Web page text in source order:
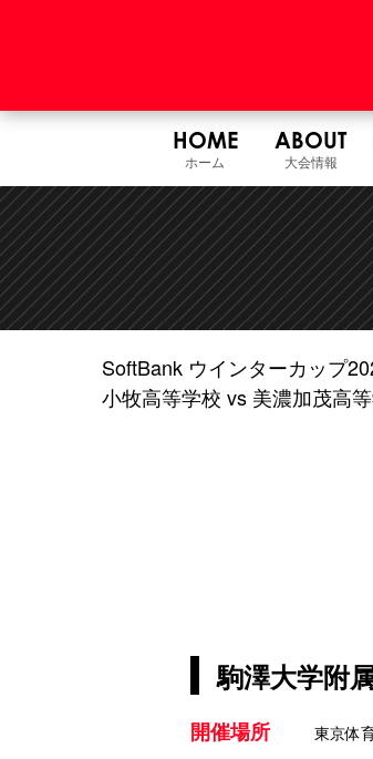
HOME
ホーム
ABOUT
大会情報
SoftBank ウインターカップ
小牧高等学校 vs 美濃加茂高
駒澤大学附
開催場所 東京体